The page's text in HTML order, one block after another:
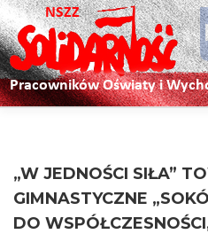
„W JEDNOŚCI SIŁA”
GIMNASTYCZNE
DO